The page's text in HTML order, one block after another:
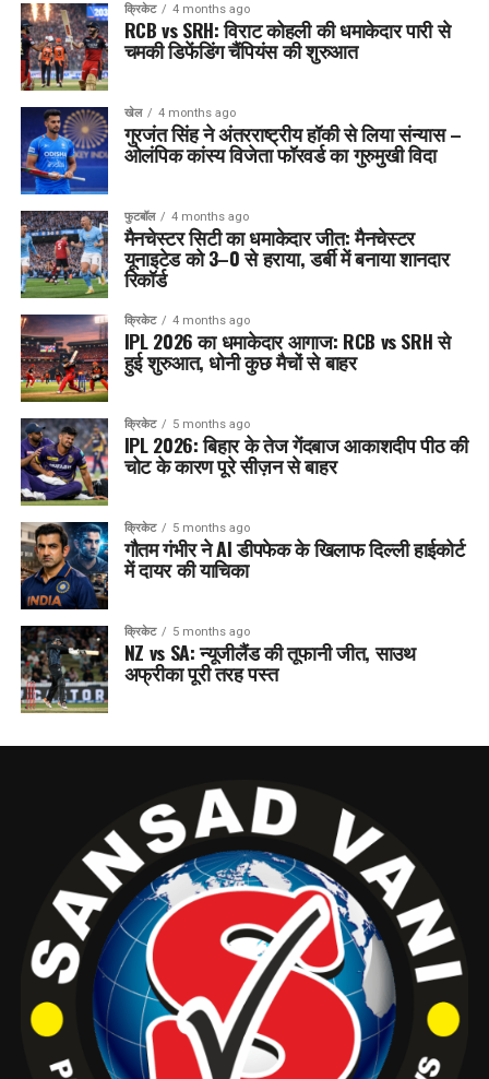
क्रिकेट 4 months ago
RCB vs SRH: विराट कोहली की धमाकेदार पारी से
चमकी डिफेंडिंग चैंपियंस की शुरुआत
खेल 4 months ago
गुरजंत सिंह ने अंतरराष्ट्रीय हॉकी से लिया संन्यास –
ओलंपिक कांस्य विजेता फॉरवर्ड का गुरुमुखी विदा
फुटबॉल 4 months ago
मैनचेस्टर सिटी का धमाकेदार जीत: मैनचेस्टर
यूनाइटेड को 3–0 से हराया, डर्बी में बनाया शानदार
रिकॉर्ड
क्रिकेट 4 months ago
IPL 2026 का धमाकेदार आगाज: RCB vs SRH से
हुई शुरुआत, धोनी कुछ मैचों से बाहर
क्रिकेट 5 months ago
IPL 2026: बिहार के तेज गेंदबाज आकाशदीप पीठ की
चोट के कारण पूरे सीज़न से बाहर
क्रिकेट 5 months ago
गौतम गंभीर ने AI डीपफेक के खिलाफ दिल्ली हाईकोर्ट
में दायर की याचिका
क्रिकेट 5 months ago
NZ vs SA: न्यूजीलैंड की तूफानी जीत, साउथ
अफ्रीका पूरी तरह पस्त